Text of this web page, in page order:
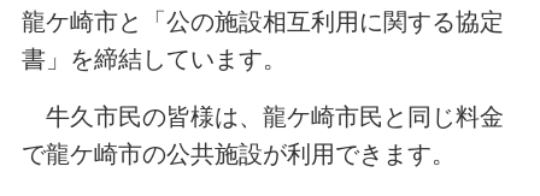
龍ケ崎市と「公の施設相互利用に関する協定
書」を締結しています。
牛久市民の皆様は、龍ケ崎市民と同じ料金
で龍ケ崎市の公共施設が利用できます。